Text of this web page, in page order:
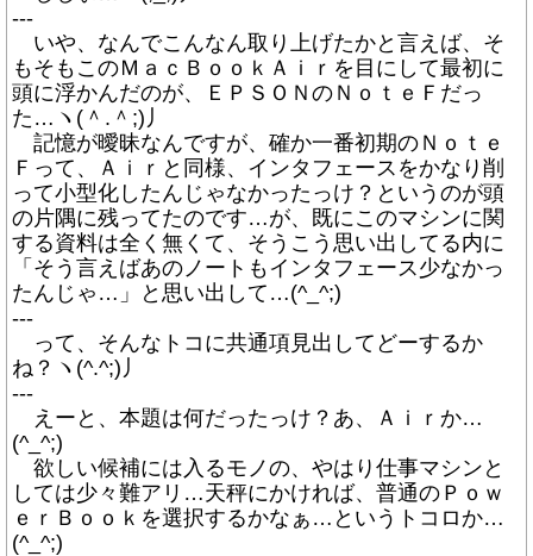
---
いや、なんでこんなん取り上げたかと言えば、そ
もそもこのＭａｃＢｏｏｋＡｉｒを目にして最初に
頭に浮かんだのが、ＥＰＳＯＮのＮｏｔｅＦだっ
た…ヽ(＾.＾;)丿
記憶が曖昧なんですが、確か一番初期のＮｏｔｅ
Ｆって、Ａｉｒと同様、インタフェースをかなり削
って小型化したんじゃなかったっけ？というのが頭
の片隅に残ってたのです…が、既にこのマシンに関
する資料は全く無くて、そうこう思い出してる内に
「そう言えばあのノートもインタフェース少なかっ
たんじゃ…」と思い出して…(^_^;)
---
って、そんなトコに共通項見出してどーするか
ね？ヽ(^.^;)丿
---
えーと、本題は何だったっけ？あ、Ａｉｒか…
(^_^;)
欲しい候補には入るモノの、やはり仕事マシンと
しては少々難アリ…天秤にかければ、普通のＰｏｗ
ｅｒＢｏｏｋを選択するかなぁ…というトコロか…
(^_^;)